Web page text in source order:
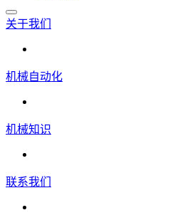
关于我们
机械自动化
机械知识
联系我们